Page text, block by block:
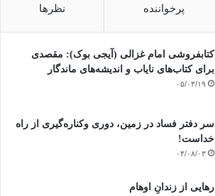
پرخواننده نظرها
کتابفروشی امام غزالی (آیجی بوک): مقصدی
برای کتاب‌های نایاب و اندیشه‌های ماندگار
۰۵/۰۳/۱۹
سر دفتر فساد در زمین‌، دوری وکناره‌گیری از راه
خداست‌!
۰۴/۰۸/۰۳
رهایی از زندانِ اوهام